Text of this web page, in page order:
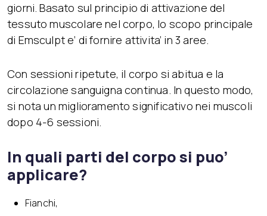
giorni. Basato sul principio di attivazione del
tessuto muscolare nel corpo, lo scopo principale
di Emsculpt e’ di fornire attivita’ in 3 aree.
Con sessioni ripetute, il corpo si abitua e la
circolazione sanguigna continua. In questo modo,
si nota un miglioramento significativo nei muscoli
dopo 4-6 sessioni.
In quali parti del corpo si puo’
applicare?
Fianchi,